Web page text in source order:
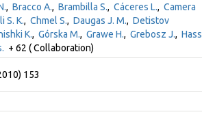
, Bracco A., Brambilla S., Cáceres L., Camera
S. K., Chmel S., Daugas J. M., Detistov
K., Górska M., Grawe H., Grebosz J., Hass
+ 62 ( Collaboration)
153